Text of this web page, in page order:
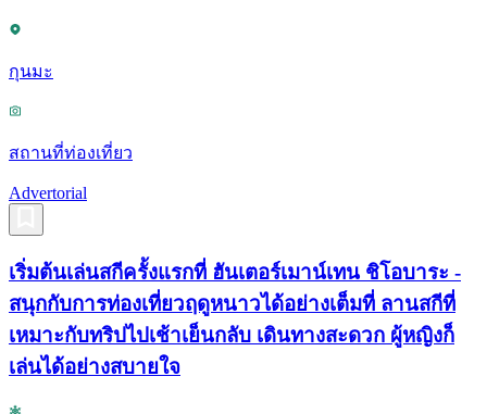
กุนมะ
สถานที่ท่องเที่ยว
Advertorial
เริ่มต้นเล่นสกีครั้งแรกที่ ฮันเตอร์เมาน์เทน ชิโอบาระ -
สนุกกับการท่องเที่ยวฤดูหนาวได้อย่างเต็มที่ ลานสกีที่
เหมาะกับทริปไปเช้าเย็นกลับ เดินทางสะดวก ผู้หญิงก็
เล่นได้อย่างสบายใจ